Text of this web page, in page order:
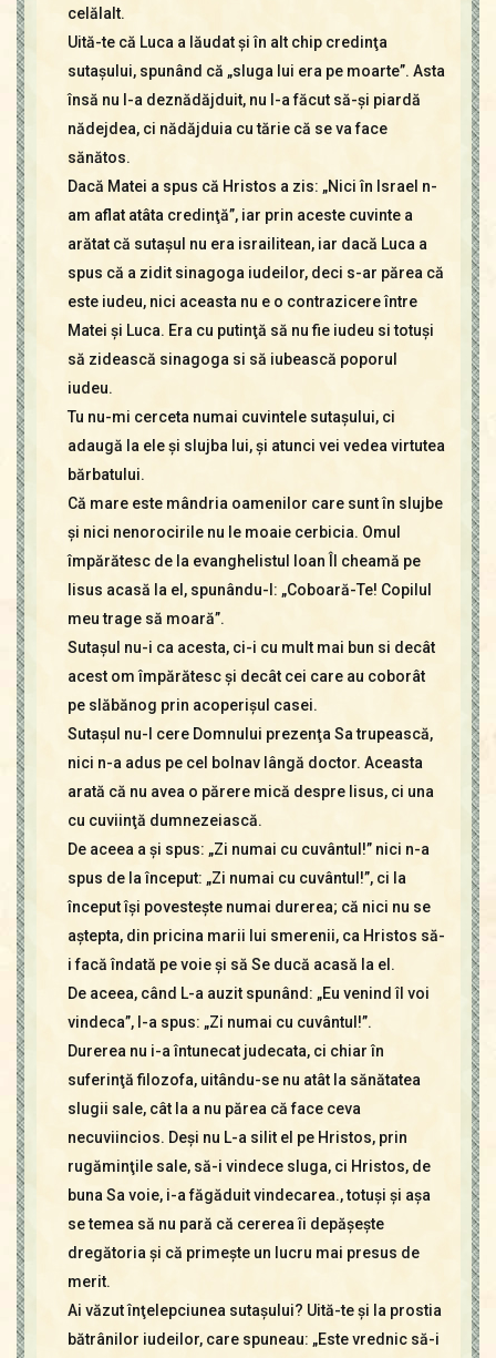
celălalt.
Uită-te că Luca a lăudat şi în alt chip credinţa
sutaşului, spunând că „sluga lui era pe moarte”. Asta
însă nu l-a deznădăjduit, nu l-a făcut să-şi piardă
nădejdea, ci nădăjduia cu tărie că se va face
sănătos.
Dacă Matei a spus că Hristos a zis: „Nici în Israel n-
am aflat atâta credinţă”, iar prin aceste cuvinte a
arătat că sutaşul nu era israilitean, iar dacă Luca a
spus că a zidit sinagoga iudeilor, deci s-ar părea că
este iudeu, nici aceasta nu e o contrazicere între
Matei şi Luca. Era cu putinţă să nu fie iudeu si totuşi
să zidească sinagoga si să iubească poporul
iudeu.
Tu nu-mi cerceta numai cuvintele sutaşului, ci
adaugă la ele şi slujba lui, şi atunci vei vedea virtutea
bărbatului.
Că mare este mândria oamenilor care sunt în slujbe
şi nici nenorocirile nu le moaie cerbicia. Omul
împărătesc de la evanghelistul Ioan Îl cheamă pe
Iisus acasă la el, spunându-I: „Coboară-Te! Copilul
meu trage să moară”.
Sutaşul nu-i ca acesta, ci-i cu mult mai bun si decât
acest om împărătesc şi decât cei care au coborât
pe slăbănog prin acoperişul casei.
Sutaşul nu-I cere Domnului prezenţa Sa trupească,
nici n-a adus pe cel bolnav lângă doctor. Aceasta
arată că nu avea o părere mică despre Iisus, ci una
cu cuviinţă dumnezeiască.
De aceea a şi spus: „Zi numai cu cuvântul!” nici n-a
spus de la început: „Zi numai cu cuvântul!”, ci la
început îşi povesteşte numai durerea; că nici nu se
aştepta, din pricina marii lui smerenii, ca Hristos să-
i facă îndată pe voie şi să Se ducă acasă la el.
De aceea, când L-a auzit spunând: „Eu venind îl voi
vindeca”, I-a spus: „Zi numai cu cuvântul!”.
Durerea nu i-a întunecat judecata, ci chiar în
suferinţă filozofa, uitându-se nu atât la sănătatea
slugii sale, cât la a nu părea că face ceva
necuviincios. Deşi nu L-a silit el pe Hristos, prin
rugăminţile sale, să-i vindece sluga, ci Hristos, de
buna Sa voie, i-a făgăduit vindecarea., totuşi şi aşa
se temea să nu pară că cererea îi depăşeşte
dregătoria şi că primeşte un lucru mai presus de
merit.
Ai văzut înţelepciunea sutaşului? Uită-te şi la prostia
bătrânilor iudeilor, care spuneau: „Este vrednic să-i